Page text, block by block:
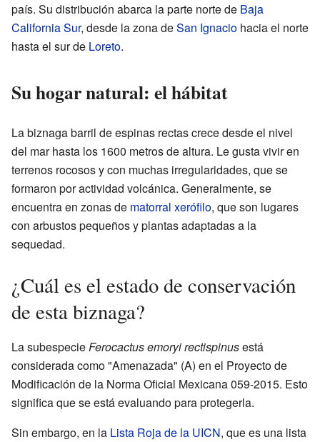
país. Su distribución abarca la parte norte de Baja
California Sur, desde la zona deSan Ignacio hacia el norte
hasta el sur de Loreto.
Su hogar natural: el hábitat
La biznaga barril de espinas rectas crece desde el nivel
del mar hasta los 1600 metros de altura. Le gusta vivir en
terrenos rocosos y con muchas irregularidades, que se
formaron por actividad volcánica. Generalmente, se
encuentra en zonas de matorral xerófilo, que son lugares
con arbustos pequeños y plantas adaptadas a la
sequedad.
¿Cuál es el estado de conservación
de esta biznaga?
La subespecieFerocactus emoryi rectispinusestá
considerada como "Amenazada" (A) en el Proyecto de
Modificación de la Norma Oficial Mexicana 059-2015. Esto
significa que se está evaluando para protegerla.
Sin embargo, en la Lista Roja de la UICN, que es una lista